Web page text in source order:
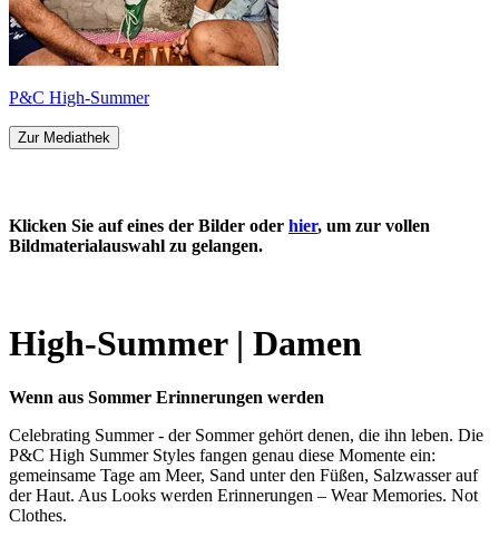
P&C High-Summer
Zur Mediathek
Klicken Sie auf eines der Bilder oder hier, um zur vollen
Bildmaterialauswahl zu gelangen.
High-Summer | Damen
Wenn aus Sommer Erinnerungen werden
Celebrating Summer - der Sommer gehört denen, die ihn leben. Die
P&C High Summer Styles fangen genau diese Momente ein:
gemeinsame Tage am Meer, Sand unter den Füßen, Salzwasser auf
der Haut. Aus Looks werden Erinnerungen – Wear Memories. Not
Clothes.